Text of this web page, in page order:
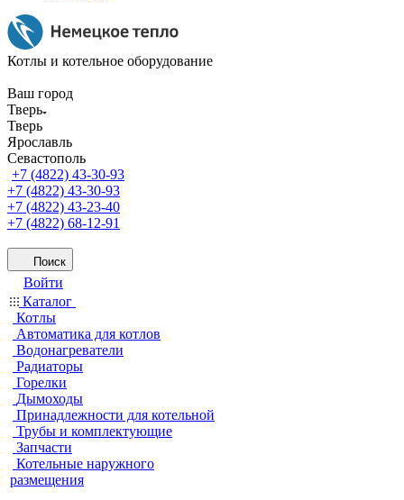
Котлы и котельное оборудование
Ваш город
Тверь
Тверь
Ярославль
Севастополь
+7 (4822) 43-30-93
+7 (4822) 43-30-93
+7 (4822) 43-23-40
+7 (4822) 68-12-91
Поиск
Войти
Каталог
Котлы
Автоматика для котлов
Водонагреватели
Радиаторы
Горелки
Дымоходы
Принадлежности для котельной
Трубы и комплектующие
Запчасти
Котельные наружного
размещения